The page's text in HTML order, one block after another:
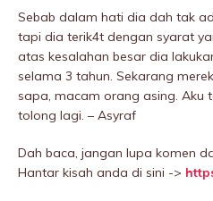
Sebab dalam hati dia dah tak
tapi dia terik4t dengan syarat
atas kesalahan besar dia
selama 3 tahun. Sekarang
sapa, macam orang asing. Aku
tolong lagi. – Asyraf
Dah baca, jangan lupa komen
Hantar kisah anda di sini ->